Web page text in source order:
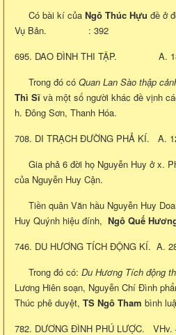
Có bài kí của Ngô Thúc Hựu đề ở
Vụ Bản. : 392
695. DAO ĐÌNH THI TẬP. A.
Trong đó có Quan Lan Sào thập
Thì Sĩ và một số người khác đề vịnh
h. Đông Sơn, Thanh
708. DI TRẠCH ĐƯỜNG PHẢ KÍ. A.
Gia phả 6 đời họ Nguyễn Huy ở x.
của Nguyễn Huy Cận.
Tiền quân Văn hầu Nguyễn Huy
Huy Quýnh hiệu đính, Ngô Quế
746. DU HƯƠNG TÍCH ĐỘNG KÍ. A.
Trong đó có: Du Hương Tích động
Lương Hiên soạn, Nguyễn Chí Đình
Thúc phê duyệt, TS Ngô Tham bình
782. DƯƠNG ĐÌNH PHÚ LƯỢC.